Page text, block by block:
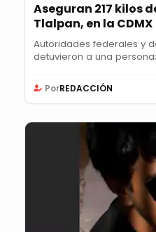
Aseguran 217 kilos
Tlalpan, en la CDMX
Autoridades federales y
detuvieron a una
PorREDACCIÓN